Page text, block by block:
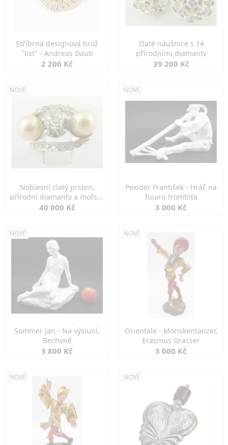
Stříbrná designová brož
"list" - Andreas Daub
2 200 Kč
Zlaté náušnice s 14
přírodními diamanty
39 200 Kč
NOVÉ
Noblesní zlatý prsten,
přírodní diamanty a mořské
perly
40 000 Kč
NOVÉ
Pexider František - Hráč na
fujaru trombita
3 000 Kč
NOVÉ
Sommer Jan - Na výsluní,
Bechyně
3 800 Kč
NOVÉ
Orientale - Moriskentänzer,
Erasmus Grasser
3 000 Kč
NOVÉ NOVÉ